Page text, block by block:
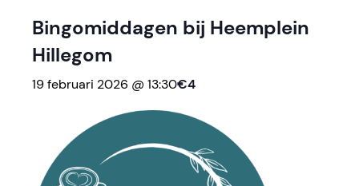
Bingomiddagen bij Heemplein
Hillegom
19 februari 2026 @ 13:30€4